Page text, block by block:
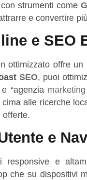
con strumenti come
e convertire
e SEO
ottimizzato offre un
SEO, puoi
e “agenzia marketing
alle ricerche
offerte.
e
responsive e
che su dispositivi